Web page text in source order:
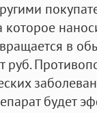
в
руб.
будет